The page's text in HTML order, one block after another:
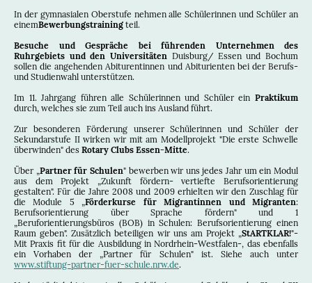
In der gymnasialen Oberstufe nehmen alle Schülerinnen und Schüler an
einemBewerbungstraining teil.
Besuche und Gespräche bei führenden Unternehmen des
Ruhrgebiets und den Universitäten Duisburg/ Essen und Bochum
sollen die angehenden Abiturentinnen und Abiturienten bei der Berufs-
und Studienwahl unterstützen.
Im 11. Jahrgang führen alle Schülerinnen und Schüler ein Praktikum
durch, welches sie zum Teil auch ins Ausland führt.
Zur besonderen Förderung unserer Schülerinnen und Schüler der
Sekundarstufe II wirken wir mit am Modellprojekt "Die erste Schwelle
überwinden" des Rotary Clubs Essen-Mitte.
Über „Partner für Schulen" bewerben wir uns jedes Jahr um ein Modul
aus dem Projekt „Zukunft fördern- vertiefte Berufsorientierung
gestalten". Für die Jahre 2008 und 2009 erhielten wir den Zuschlag für
die Module 5 „Förderkurse für Migrantinnen und Migranten:
Berufsorientierung über Sprache fördern" und 1
„Beruforientierungsbüros (BOB) in Schulen: Berufsorientierung einen
Raum geben". Zusätzlich beteiligen wir uns am Projekt „StARTKLAR!"-
Mit Praxis fit für die Ausbildung in Nordrhein-Westfalen-, das ebenfalls
ein Vorhaben der „Partner für Schulen" ist. Siehe auch unter
www.stiftung-partner-fuer-schule.nrw.de.